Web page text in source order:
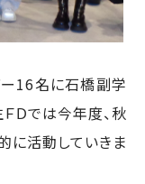
16名に石橋副学
Ｄでは今年度、秋
に活動していきま